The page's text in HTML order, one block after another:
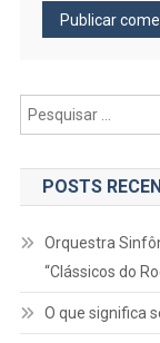
POSTS
Orquestra
“Clássicos do
O que significa